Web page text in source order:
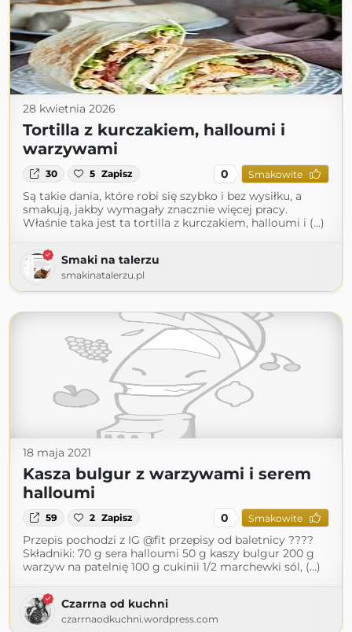
28 kwietnia 2026
Tortilla z kurczakiem, halloumi i
warzywami
30 5 Zapisz 0 Smakowite
Są takie dania, które robi się szybko i bez wysiłku, a
smakują, jakby wymagały znacznie więcej pracy.
Właśnie taka jest ta tortilla z kurczakiem, halloumi i (...)
Smaki na talerzu
smakinatalerzu.pl
18 maja 2021
Kasza bulgur z warzywami i serem
halloumi
59 2 Zapisz 0 Smakowite
Przepis pochodzi z IG @fit przepisy od baletnicy ????
Składniki: 70 g sera halloumi 50 g kaszy bulgur 200 g
warzyw na patelnię 100 g cukinii 1/2 marchewki sól, (...)
Czarrna od kuchni
czarrnaodkuchni.wordpress.com